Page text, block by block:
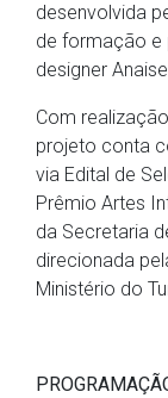
desenvolvida
de formação e
designer
Com
projeto conta
via Edital de
Prêmio Artes
da Secretaria
direcionada
Ministério do